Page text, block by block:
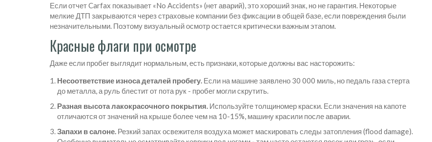
Если отчет Carfax показывает «No Accidents» (нет аварий), это хороший знак, но не гарантия. Некоторые
мелкие ДТП закрываются через страховые компании без фиксации в общей базе, если повреждения были
незначительными. Поэтому визуальный осмотр остается критически важным этапом.
Красные флаги при осмотре
Даже если пробег выглядит нормальным, есть признаки, которые должны вас насторожить:
Несоответствие износа деталей пробегу. Если на машине заявлено 30 000 миль, но педаль газа стерта
до металла, а руль блестит от пота рук - пробег могли скрутить.
Разная высота лакокрасочного покрытия. Используйте толщиномер краски. Если значения на капоте
отличаются от значений на крыше более чем на 10-15%, машину красили после аварии.
Запахи в салоне. Резкий запах освежителя воздуха может маскировать следы затопления (flood damage).